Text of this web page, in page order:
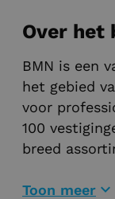
Over het
BMN is een
het gebied
voor
100
breed
Toon meer